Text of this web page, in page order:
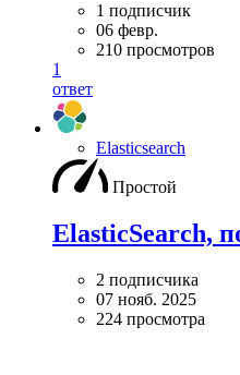
1 подписчик
06 февр.
210 просмотров
1
ответ
Elasticsearch
Простой
ElasticSearch,
2 подписчика
07 нояб. 2025
224 просмотра